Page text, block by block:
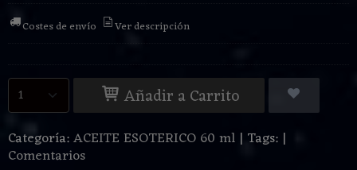
Costes de envío Ver descripción
Añadir a Carrito
Categoría:ACEITE ESOTERICO 60 ml | Tags: |
Comentarios